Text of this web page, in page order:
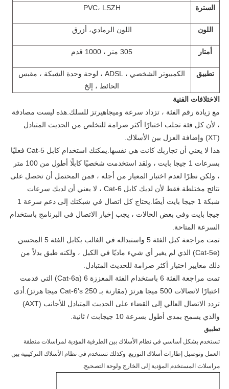
السترة
PVC، LSZH
اللون اللون الرمادي، أزرق
أمتار 305 متر ، 1000 قدم
تطبيق
الكمبيوتر الشخصي ، ADSL ، لوحة وحدة الشبكة ، مقبس
الحائط ، إلخ
الاختلافات الفنية
مع زيادة رقم الفئة ، تزداد سرعة وميجاهيرتز للسلك.هذه ليست مصادفة
، لأن كل فئة تجلب اختبارًا أكثر صرامة للتخلص من الحديث المتبادل
(XT) وإضافة العزل بين الأسلاك.
هذا لا يعني أن تجاربك كانت هي نفسها.يمكنك استخدام كابل Cat-5 فعليًا
بسرعات 1 جيجا بايت ، ولقد استخدمت شخصيًا كابلًا أطول من 100 متر
، ولكن نظرًا لعدم اختبار المعيار من أجله ، فمن المحتمل أن تحصل على
نتائج مختلطة.فقط لأن لديك كابل Cat-6 ، لا يعني أن لديك سرعات
شبكة 1 جيجا بايت أيضًا.يحتاج كل اتصال في شبكتك إلى دعم سرعة 1
جيجا بايت وفي بعض الحالات ، يجب إخبار الاتصال في البرنامج باستخدام
السرعة المتاحة.
تمت مراجعة كبل الفئة 5 واستبداله في الغالب بكابل الفئة 5 المحسن
(Cat-5e) الذي لم يغير أي شيء ماديًا في الكبل ، ولكنه طبق بدلاً من
ذلك معايير اختبار أكثر صرامة للحديث المتبادل.
تمت مراجعة الفئة 6 باستخدام الفئة المعززة 6 (Cat-6a) التي قدمت
اختبارًا لاتصالات 500 ميجا هرتز (مقارنة بـ Cat-6's 250 ميجا هرتز).أدى
تردد الاتصال العالي إلى القضاء على الحديث المتبادل للأجانب (AXT)
والذي يسمح بمدى أطول بسرعة 10 جيجابت / ثانية.
تطبيق
تستخدم بشكل أساسي في نظام الأسلاك بين الطرفية المؤدية لمراسلات منطقة
العمل وتوصيل إطارات أسلاك التوزيع. وكذلك تستخدم في نظام الأسلاك التركيبية بين
مراسلات المستخدم المؤدية إلى الخارج ولوحة التصحيح.